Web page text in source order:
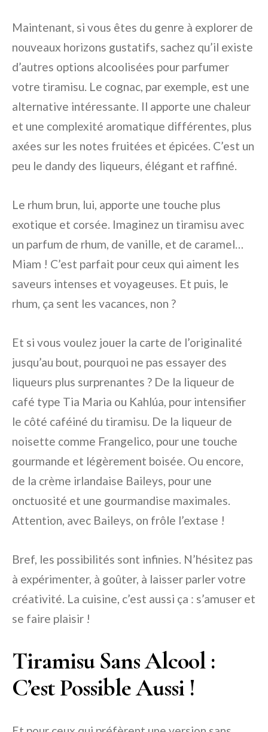
Maintenant, si vous êtes du genre à explorer de
nouveaux horizons gustatifs, sachez qu’il existe
d’autres options alcoolisées pour parfumer
votre tiramisu. Le cognac, par exemple, est une
alternative intéressante. Il apporte une chaleur
et une complexité aromatique différentes, plus
axées sur les notes fruitées et épicées. C’est un
peu le dandy des liqueurs, élégant et raffiné.
Le rhum brun, lui, apporte une touche plus
exotique et corsée. Imaginez un tiramisu avec
un parfum de rhum, de vanille, et de caramel…
Miam ! C’est parfait pour ceux qui aiment les
saveurs intenses et voyageuses. Et puis, le
rhum, ça sent les vacances, non ?
Et si vous voulez jouer la carte de l’originalité
jusqu’au bout, pourquoi ne pas essayer des
liqueurs plus surprenantes ? De la liqueur de
café type Tia Maria ou Kahlúa, pour intensifier
le côté caféiné du tiramisu. De la liqueur de
noisette comme Frangelico, pour une touche
gourmande et légèrement boisée. Ou encore,
de la crème irlandaise Baileys, pour une
onctuosité et une gourmandise maximales.
Attention, avec Baileys, on frôle l’extase !
Bref, les possibilités sont infinies. N’hésitez pas
à expérimenter, à goûter, à laisser parler votre
créativité. La cuisine, c’est aussi ça : s’amuser et
se faire plaisir !
Tiramisu Sans Alcool :
C’est Possible Aussi !